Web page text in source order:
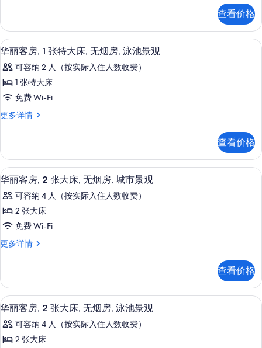
景
观
的
所
有
照
片
更
信
息
张
特
大
床,
无
障
碍,
景
观
的
所
有
照
片
1
张
特
床,
无
碍,
城
市
更
信
息
查看价格
显
示
华
丽
房,
张
特
大
床,
无
烟
房,
景
观
的
所
华丽客房, 1 张特大床, 无烟房, 泳池景
6
华丽客房, 1 张特大床, 无烟房, 泳池景观
可容纳 2 人（按实际入住人数收费）
1 张特大床
免费 Wi-Fi
更多详情
华
1
张
特
床,
无
房,
泳
池
更
信
息
查看价格
显
示
华
丽
房,
张
大
床,
无
烟
客房内保险箱、隔音、熨斗/熨衣板、
11
华丽客房, 2 张大床, 无烟房, 城市景观
可容纳 4 人（按实际入住人数收费）
2 张大床
免费 Wi-Fi
更多详情
华
2
张
大
无
烟
查看价格
显
示
华
客房内保险箱、隔音、熨斗/熨衣板、
11
华丽客房, 2 张大床, 无烟房, 泳池景观
可容纳 4 人（按实际入住人数收费）
2 张大床